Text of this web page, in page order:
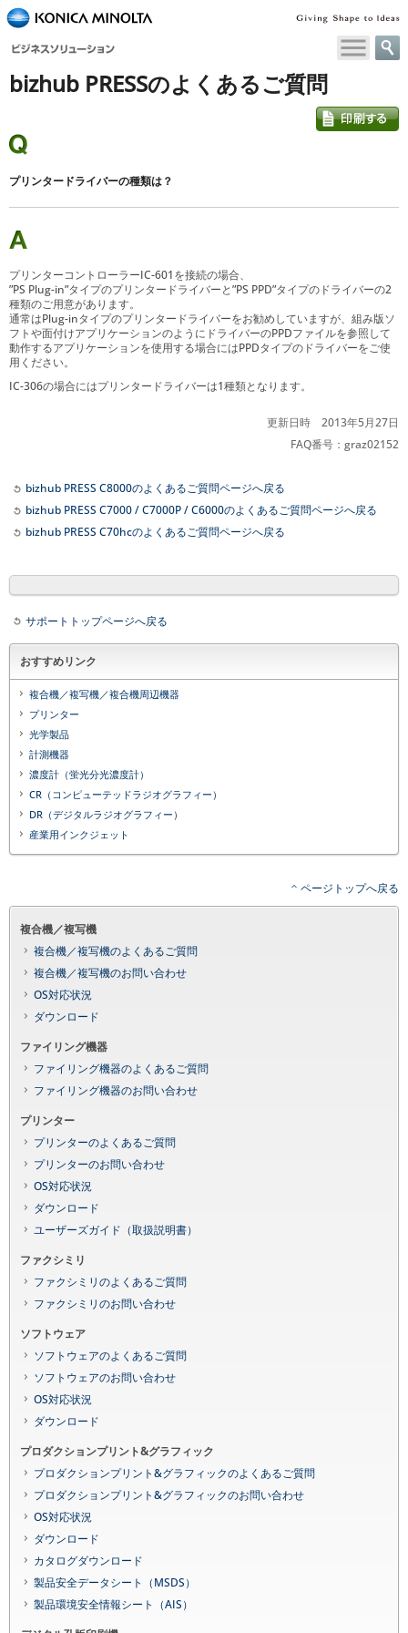
ペ
ー
内
用
の
リ
で
す
本
文
へ
移
動
し
ま
bizhub PRESSのよくあるご質問
プリンタードライバーの種類は？
プリンターコントローラーIC-601を接続の場合、
”PS Plug-in”タイプのプリンタードライバーと”PS PPD”タイプのドライバーの2
種類のご用意があります。
通常はPlug-inタイプのプリンタードライバーをお勧めしていますが、組み版ソ
フトや面付けアプリケーションのようにドライバーのPPDファイルを参照して
動作するアプリケーションを使用する場合にはPPDタイプのドライバーをご使
用ください。
IC-306の場合にはプリンタードライバーは1種類となります。
更新日時 2013年5月27日
FAQ番号：graz02152
bizhub PRESS C8000のよくあるご質問ページへ戻る
bizhub PRESS C7000 / C7000P / C6000のよくあるご質問ページへ戻る
bizhub PRESS C70hcのよくあるご質問ページへ戻る
サポートトップページへ戻る
おすすめリンク
複合機／複写機／複合機周辺機器
プリンター
光学製品
計測機器
濃度計（蛍光分光濃度計）
CR（コンピューテッドラジオグラフィー）
DR（デジタルラジオグラフィー）
産業用インクジェット
ページトップへ戻る
複合機／複写機
複合機／複写機のよくあるご質問
複合機／複写機のお問い合わせ
OS対応状況
ダウンロード
ファイリング機器
ファイリング機器のよくあるご質問
ファイリング機器のお問い合わせ
プリンター
プリンターのよくあるご質問
プリンターのお問い合わせ
OS対応状況
ダウンロード
ユーザーズガイド（取扱説明書）
ファクシミリ
ファクシミリのよくあるご質問
ファクシミリのお問い合わせ
ソフトウェア
ソフトウェアのよくあるご質問
ソフトウェアのお問い合わせ
OS対応状況
ダウンロード
プロダクションプリント&グラフィック
プロダクションプリント&グラフィックのよくあるご質問
プロダクションプリント&グラフィックのお問い合わせ
OS対応状況
ダウンロード
カタログダウンロード
製品安全データシート（MSDS）
製品環境安全情報シート（AIS）